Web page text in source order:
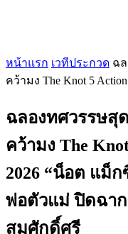
หน้าแรก เวทีประกวด ฉ
คว้ามง The Knot 5
ฉลองทศวรรษสุ
คว้ามง The
2026 “น็อต แม็
พ่อตัวแม่ ปิดฉา
สมศักดิ์ศรี